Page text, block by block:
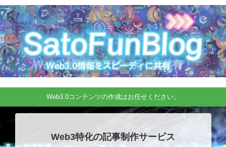
Web3.0コンテンツの作成はお任せください。
Web3特化の記事制作サービス